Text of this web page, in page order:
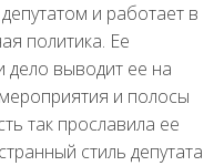
и работает в
политика. Ее
дело выводит ее на
и полосы
так прославила ее
стиль депутата